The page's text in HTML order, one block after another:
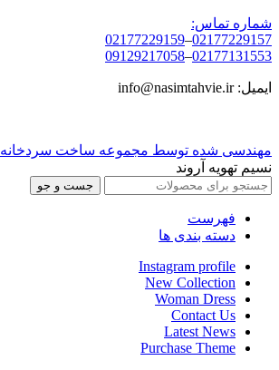
شماره تماس:
02177229157
–
02177229159
02177131553
–
09129217058
ایمیل: info@nasimtahvie.ir
مهندسی شده توسط مجموعه ساخت سردخانه
نسیم تهویه آروند
جست و جو
فهرست
دسته بندی ها
Instagram profile
New Collection
Woman Dress
Contact Us
Latest News
Purchase Theme